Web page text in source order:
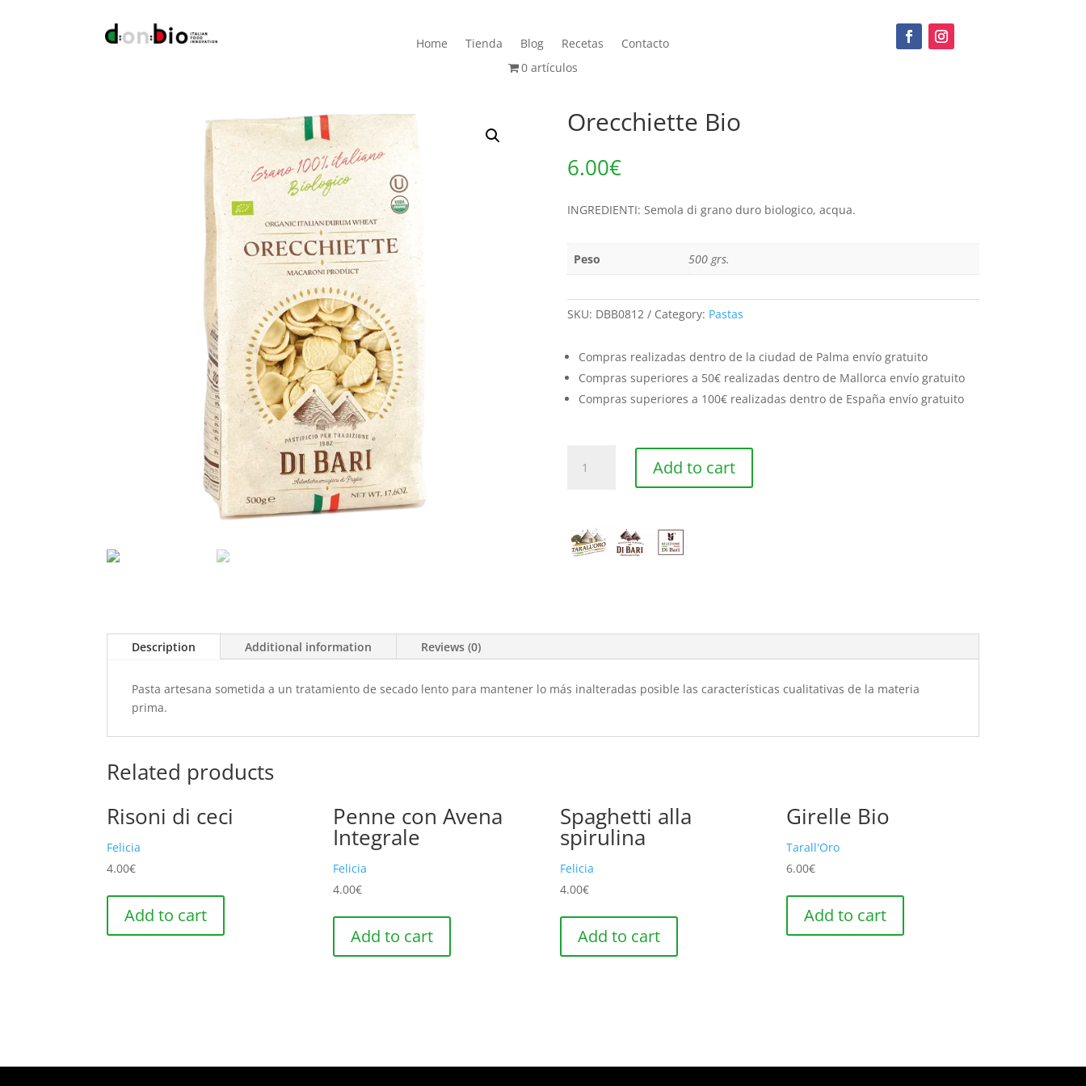
Home Tienda Blog Recetas
Contacto
0 artículos
Orecchiette Bio
6.00€
INGREDIENTI: Semola di grano duro biologico, acqua.
Peso 500 grs.
SKU: DBB0812 Category: Pastas
Compras realizadas dentro de la ciudad de Palma envío gratuito
Compras superiores a 50€ realizadas dentro de Mallorca envío gratuito
Compras superiores a 100€ realizadas dentro de España envío gratuito
Add to cart
Description Additional information Reviews (0)
Pasta artesana sometida a un tratamiento de secado lento para mantener lo más inalteradas posible las características cualitativas de la materia
prima.
Related products
Risoni di ceci
Felicia
4.00€
Add to cart
Penne con Avena
Integrale
Felicia
4.00€
Add to cart
Spaghetti alla
spirulina
Felicia
4.00€
Add to cart
Girelle Bio
Tarall'Oro
6.00€
Add to cart